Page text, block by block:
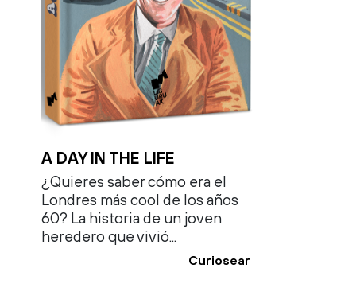
A DAY IN THE LIFE
¿Quieres saber cómo era el
Londres más cool de los años
60? La historia de un joven
heredero que vivió...
Curiosear